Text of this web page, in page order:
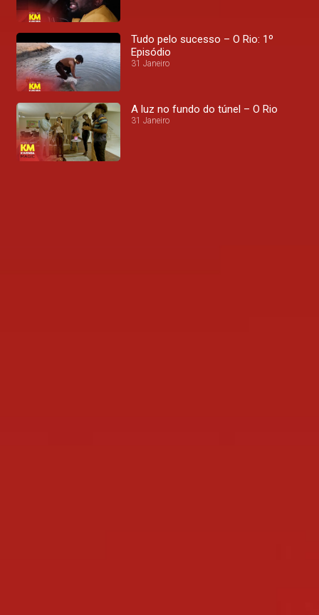
Tudo pelo sucesso – O Rio: 1º
Episódio
31 Janeiro
A luz no fundo do túnel – O Rio
31 Janeiro